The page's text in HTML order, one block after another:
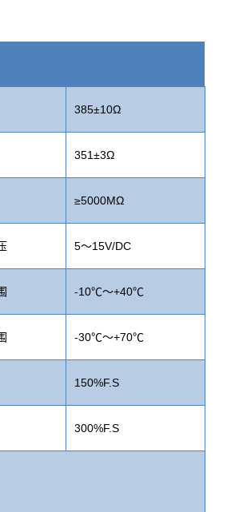
385±10Ω
351±3Ω
≥5000MΩ
5～15V/DC
-10℃～+40℃
-30℃～+70℃
150%F.S
300%F.S